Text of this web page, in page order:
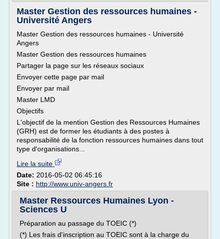
Master Gestion des ressources humaines -
Université Angers
Master Gestion des ressources humaines - Université
Angers
Master Gestion des ressources humaines
Partager la page sur les réseaux sociaux
Envoyer cette page par mail
Envoyer par mail
Master LMD
Objectifs
L'objectif de la mention Gestion des Ressources Humaines
(GRH) est de former les étudiants à des postes à
responsabilité de la fonction ressources humaines dans tout
type d'organisations...
Lire la suite
Date: 2016-05-02 06:45:16
Site : http://www.univ-angers.fr
Master Ressources Humaines Lyon -
Sciences U
Préparation au passage du TOEIC (*)
(*) Les frais d'inscription au TOEIC sont à la charge du